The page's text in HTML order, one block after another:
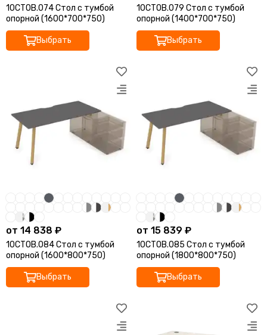
10СТОВ.074 Стол с тумбой
опорной (1600*700*750)
Выбрать
10СТОВ.079 Стол с тумбой
опорной (1400*700*750)
Выбрать
от 14 838 ₽
10СТОВ.084 Стол с тумбой
опорной (1600*800*750)
Выбрать
от 15 839 ₽
10СТОВ.085 Стол с тумбой
опорной (1800*800*750)
Выбрать